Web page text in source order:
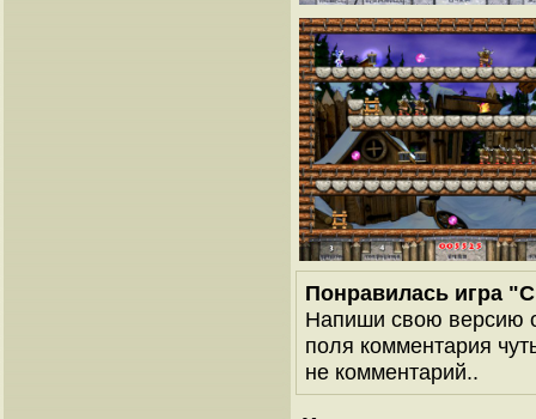
Понравилась игра
Напиши свою версию
поля комментария
не комментарий..